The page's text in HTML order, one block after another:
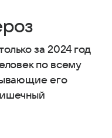
за 2024 год
по всему
его